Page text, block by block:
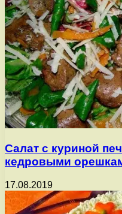
Салат с куриной
кедровыми
17.08.2019